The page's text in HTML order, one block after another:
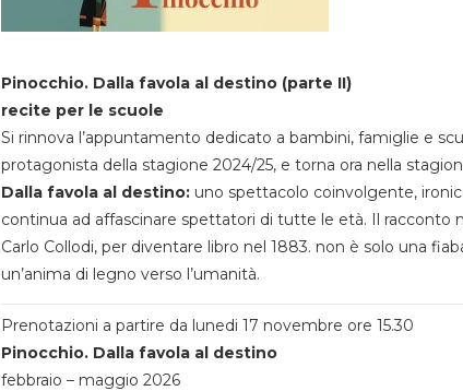
Pinocchio. Dalla favola al destino (parte II)
recite per le scuole
Si rinnova l’appuntamento dedicato a bambini, famiglie e
protagonista della stagione 2024/25, e torna ora nella
Dalla favola al destino:uno spettacolo coinvolgente,
continua ad affascinare spettatori di tutte le età. Il racconto
Carlo Collodi, per diventare libro nel 1883. non è solo una
un’anima di legno verso l’umanità.
Prenotazioni a partire da lunedi 17 novembre ore 15.30
Pinocchio. Dalla favola al destino
febbraio – maggio 2026